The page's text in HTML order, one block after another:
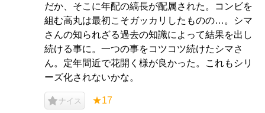
だか、そこに年配の縞長が配属された。コンビを
組む高丸は最初こそガッカリしたものの…。シマ
さんの知られざる過去の知識によって結果を出し
続ける事に。一つの事をコツコツ続けたシマさ
ん。定年間近で花開く様が良かった。これもシリ
ーズ化されないかな。
ナイス ★17